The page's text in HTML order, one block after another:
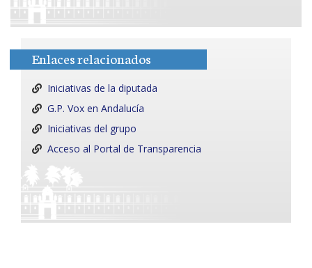
Enlaces relacionados
Iniciativas de la diputada
G.P. Vox en Andalucía
Iniciativas del grupo
Acceso al Portal de Transparencia